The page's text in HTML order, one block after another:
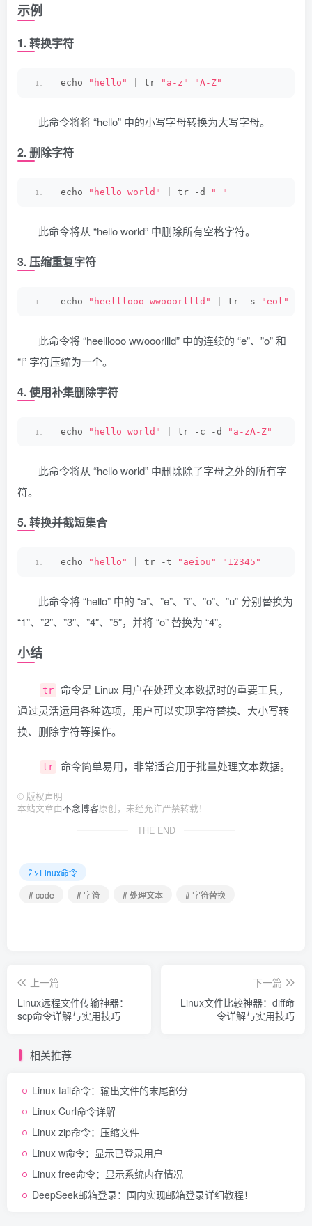
示例
1. 转换字符
echo "hello" tr "a-z" "A-Z"
此命令将将 “hello” 中的小写字母转换为大写字母。
2. 删除字符
echo "hello world" tr -d " "
此命令将从 “hello world” 中删除所有空格字符。
3. 压缩重复字符
echo "heelllooo wwooorllld" tr -s "eol"
此命令将 “heelllooo wwooorllld” 中的连续的 “e”、”o” 和
“l” 字符压缩为一个。
4. 使用补集删除字符
echo "hello world" tr -c -d "a-zA-Z"
此命令将从 “hello world” 中删除除了字母之外的所有字
符。
5. 转换并截短集合
echo "hello" tr -t "aeiou" "12345"
此命令将 “hello” 中的 “a”、”e”、”i”、”o”、”u” 分别替换为
“1”、”2″、”3″、”4″、”5″，并将 “o” 替换为 “4”。
小结
tr
命令是 Linux 用户在处理文本数据时的重要工具，
通过灵活运用各种选项，用户可以实现字符替换、大小写转
换、删除字符等操作。
tr 命令简单易用，非常适合用于批量处理文本数据。
© 版权声明
本站文章由不念博客原创，未经允许严禁转载！
THE END
Linux命令
# code
# 字符 # 处理文本 # 字符替换
上一篇
Linux远程文件传输神器：
scp命令详解与实用技巧
下一篇
Linux文件比较神器：diff命
令详解与实用技巧
相关推荐
Linux tail命令：输出文件的末尾部分
Linux Curl命令详解
Linux zip命令：压缩文件
Linux w命令：显示已登录用户
Linux free命令：显示系统内存情况
DeepSeek邮箱登录：国内实现邮箱登录详细教程！